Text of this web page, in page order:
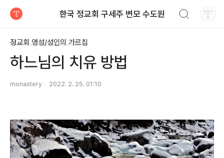
한국 정교회 구세주 변모 수도원
정교회 영성/성인의 가르침
하느님의 치유 방법
monastery 2022. 2. 25. 01:10